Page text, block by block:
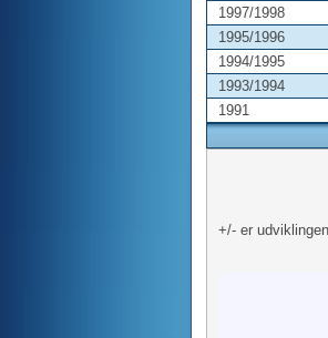
1997/1998
1995/1996
1994/1995
1993/1994
1991
+/- er